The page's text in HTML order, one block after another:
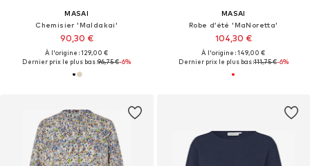
MASAI
Chemisier 'MaIdakai'
90,30 €
À l'origine : 129,00 €
Dernier prix le plus bas :96,75 €-6%
MASAI
Robe d’été 'MaNoretta'
104,30 €
À l'origine : 149,00 €
Dernier prix le plus bas :111,75 €-6%